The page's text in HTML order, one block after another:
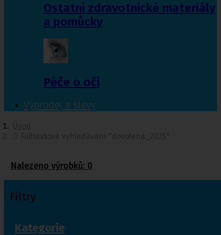
Ostatní zdravotnické materiály
a pomůcky
Péče o oči
Výprodej a slevy
Nalezeno výrobků: 0
Filtry
Kategorie